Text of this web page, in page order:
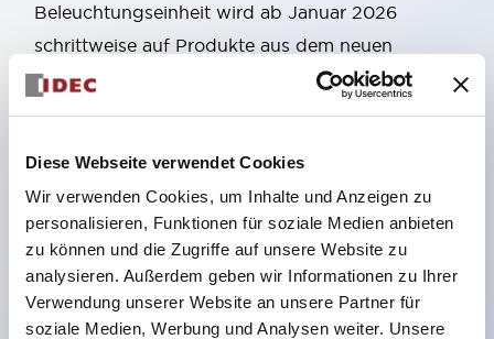
Diese Webseite verwendet Cookies
Wir verwenden Cookies, um Inhalte und Anzeigen zu
personalisieren, Funktionen für soziale Medien anbieten
zu können und die Zugriffe auf unsere Website zu
analysieren. Außerdem geben wir Informationen zu Ihrer
Verwendung unserer Website an unsere Partner für
soziale Medien, Werbung und Analysen weiter. Unsere
Beleuchtungseinheit wird ab Januar 2026
schrittweise auf Produkte aus dem neuen
Katalogmodell umgestellt.
LED-Lampen für Hochspannungstypen sind jetzt
Kein Abdeckkappen für Klemmen erforderlich.
(Ausgenommen Direkttyp der Pilotleuchte)
Der Verdrahtungsaufwand für Rundkabelschuhe
wurde erheblich reduziert.